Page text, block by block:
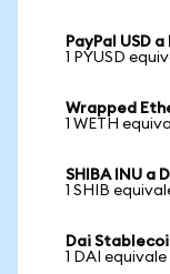
PayPal USD
1 PYUSD
Wrapped
1 WETH
SHIBA INU a
1 SHIB
Dai
1 DAI equivale